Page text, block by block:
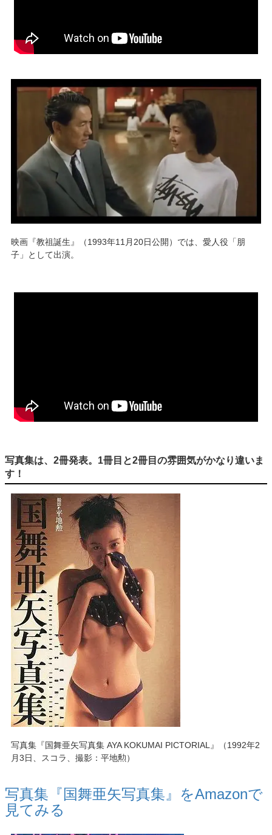
映画『教祖誕生』（1993年11月20日公開）では、愛人役「朋
子」として出演。
写真集は、2冊発表。1冊目と2冊目の雰囲気がかなり違いま
す！
写真集『国舞亜矢写真集 AYA KOKUMAI PICTORIAL』（1992年2
月3日、スコラ、撮影：平地勲）
写真集『国舞亜矢写真集』をAmazonで
見てみる